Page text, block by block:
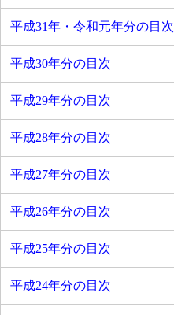
平成31年・令和元年分の目次
平成30年分の目次
平成29年分の目次
平成28年分の目次
平成27年分の目次
平成26年分の目次
平成25年分の目次
平成24年分の目次